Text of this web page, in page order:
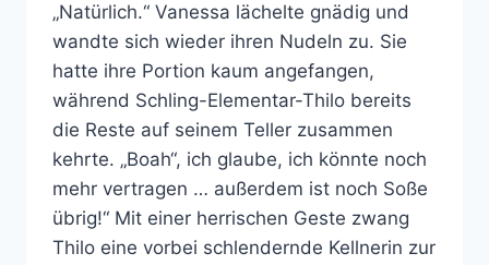
„Natürlich.“ Vanessa lächelte gnädig und
wandte sich wieder ihren Nudeln zu. Sie
hatte ihre Portion kaum angefangen,
während Schling-Elementar-Thilo bereits
die Reste auf seinem Teller zusammen
kehrte. „Boah“, ich glaube, ich könnte noch
mehr vertragen … außerdem ist noch Soße
übrig!“ Mit einer herrischen Geste zwang
Thilo eine vorbei schlendernde Kellnerin zur